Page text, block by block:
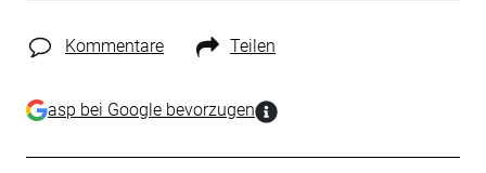
Kommentare Teilen
asp bei Google bevorzugen